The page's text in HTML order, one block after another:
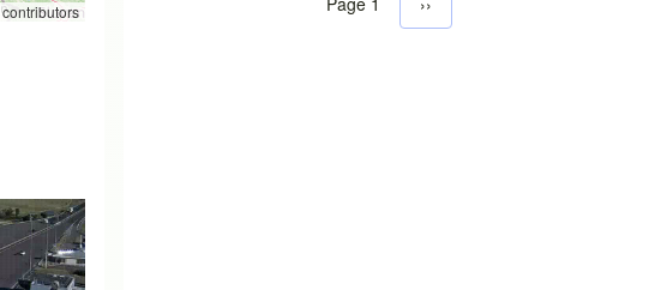
contributors Pagination